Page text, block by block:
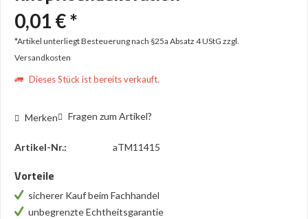
0,01 € *
*Artikel unterliegt Besteuerung nach §25a Absatz 4 UStG zzgl.
Versandkosten
Dieses Stück ist bereits verkauft.
Merken Fragen zum Artikel?
Artikel-Nr.: aTM11415
Vorteile
sicherer Kauf beim Fachhandel
unbegrenzte Echtheitsgarantie